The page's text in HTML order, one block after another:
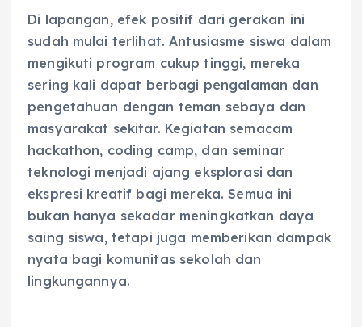
Di lapangan, efek positif dari gerakan ini
sudah mulai terlihat. Antusiasme siswa dalam
mengikuti program cukup tinggi, mereka
sering kali dapat berbagi pengalaman dan
pengetahuan dengan teman sebaya dan
masyarakat sekitar. Kegiatan semacam
hackathon, coding camp, dan seminar
teknologi menjadi ajang eksplorasi dan
ekspresi kreatif bagi mereka. Semua ini
bukan hanya sekadar meningkatkan daya
saing siswa, tetapi juga memberikan dampak
nyata bagi komunitas sekolah dan
lingkungannya.